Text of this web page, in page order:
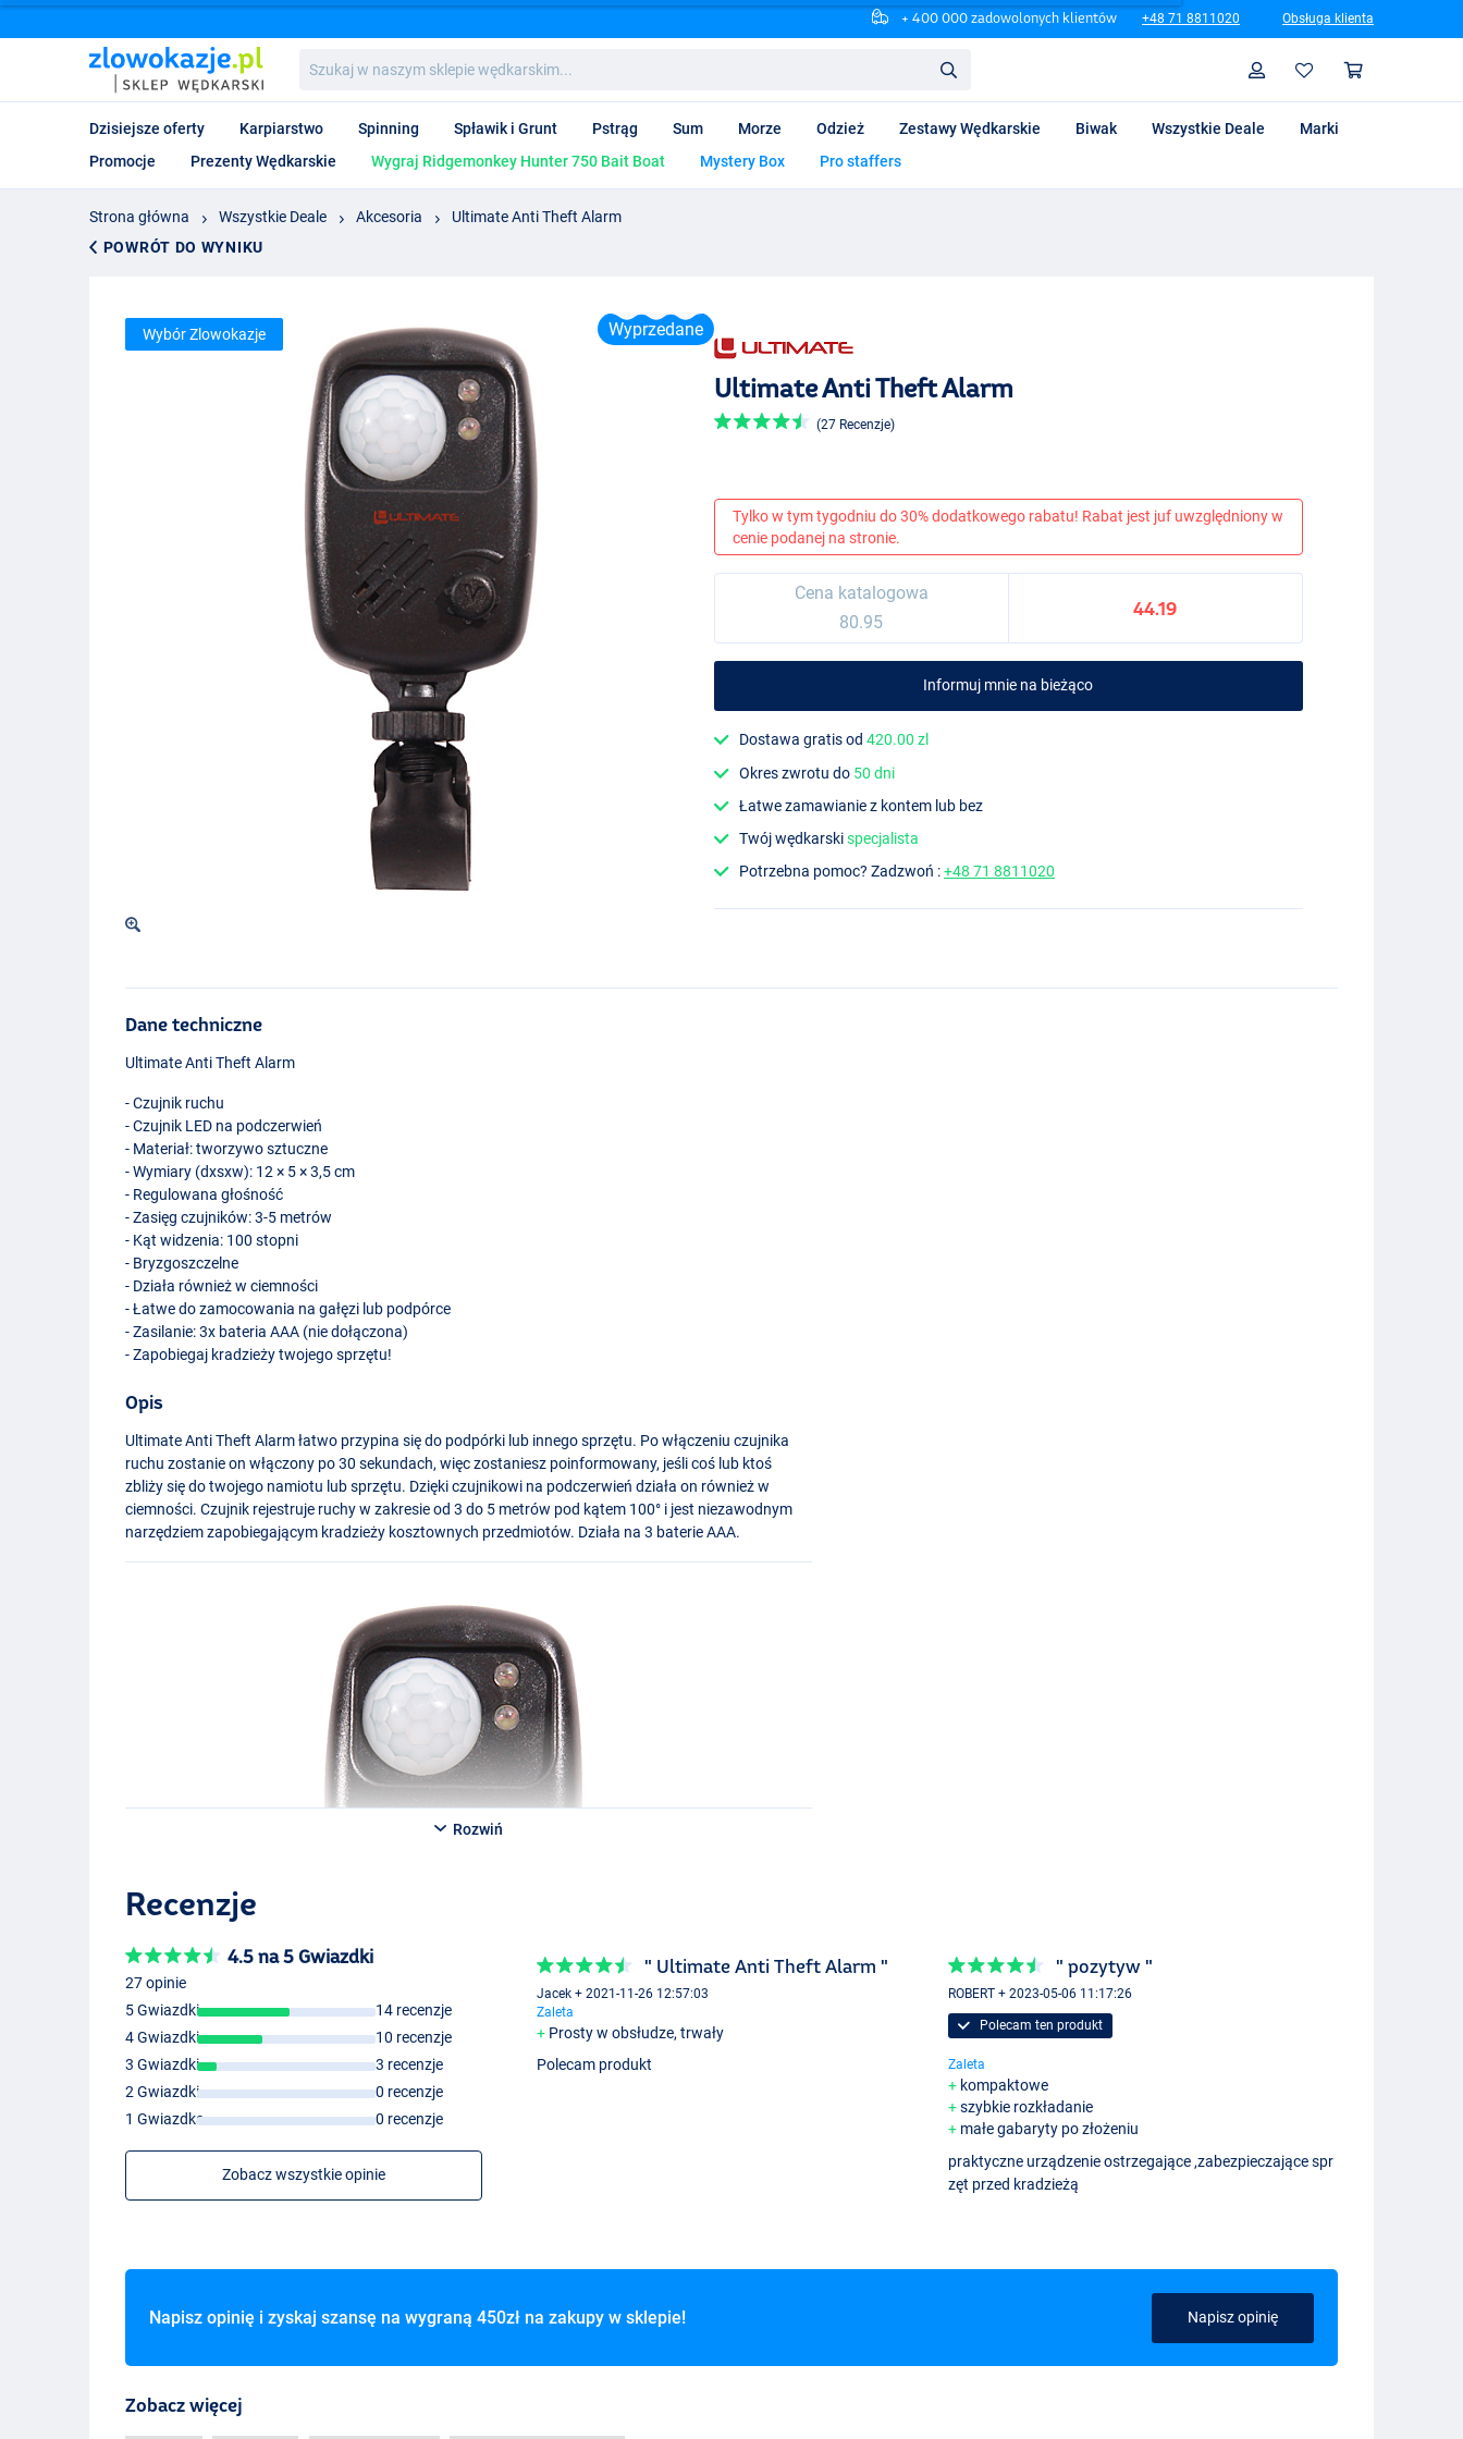
+ 400 000 zadowolonych klientów +48 71 8811020 Obsługa klienta
w
naszym
wędkarskim...
Profil
Dzisiejsze oferty Karpiarstwo Spinning Spławik i Grunt Pstrąg Sum Morze Odzież Zestawy Wędkarskie Biwak Wszystkie Deale
Marki
Promocje
Prezenty Wędkarskie Wygraj Ridgemonkey Hunter 750 Bait Boat Mystery Box Pro staffers
Strona główna Wszystkie Deale Akcesoria
Ultimate Anti Theft Alarm
POWRÓT DO WYNIKU
Wyprzedane
Wybór Zlowokazje
Ultimate Anti Theft Alarm
(27 Recenzje)
Tylko w tym tygodniu do 30% dodatkowego rabatu! Rabat jest juf uwzględniony w
cenie podanej na stronie.
Cena katalogowa
80.95
44.19
Informuj mnie na bieżąco
Dostawa gratis od420.00 zl
Okres zwrotu do 50 dni
Łatwe zamawianie z kontem lub bez
Twój wędkarskispecjalista
Potrzebna pomoc? Zadzwoń :+48 71 8811020
Dane techniczne
Ultimate Anti Theft Alarm
- Czujnik ruchu
- Czujnik LED na podczerwień
- Materiał: tworzywo sztuczne
- Wymiary (dxsxw): 12 × 5 × 3,5 cm
- Regulowana głośność
- Zasięg czujników: 3-5 metrów
- Kąt widzenia: 100 stopni
- Bryzgoszczelne
- Działa również w ciemności
- Łatwe do zamocowania na gałęzi lub podpórce
- Zasilanie: 3x bateriaAAA (nie dołączona)
- Zapobiegaj kradzieży twojego sprzętu!
Opis
Ultimate Anti Theft Alarm łatwo przypina się do podpórki lub innego sprzętu. Po włączeniu czujnika
ruchu zostanie on włączony po 30 sekundach, więc zostaniesz poinformowany, jeśli coś lub ktoś
zbliży się do twojego namiotu lub sprzętu. Dzięki czujnikowi na podczerwień działa on również w
ciemności. Czujnik rejestruje ruchy w zakresie od 3 do 5 metrów pod kątem 100° i jest niezawodnym
narzędziem zapobiegającym kradzieży kosztownych przedmiotów. Działa na 3 baterieAAA.
Rozwiń
Recenzje
4.5 na 5 Gwiazdki
27 opinie
5 Gwiazdki
14 recenzje
4 Gwiazdki
10 recenzje
3 Gwiazdki
3 recenzje
2 Gwiazdki
0 recenzje
1 Gwiazdka
0 recenzje
Zobacz wszystkie opinie
" Ultimate Anti Theft Alarm "
Jacek + 2021-11-26 12:57:03
Zaleta
Prosty w obsłudze, trwały
Polecam produkt
" pozytyw "
ROBERT + 2023-05-06 11:17:26
Polecam ten produkt
Zaleta
kompaktowe
szybkie rozkładanie
małe gabaryty po złożeniu
praktyczne urządzenie ostrzegające ,zabezpieczające spr
zęt przed kradzieżą
Napisz opinię i zyskaj szansę na wygraną 450zł na zakupy w sklepie! Napisz opinię
Zobacz więcej